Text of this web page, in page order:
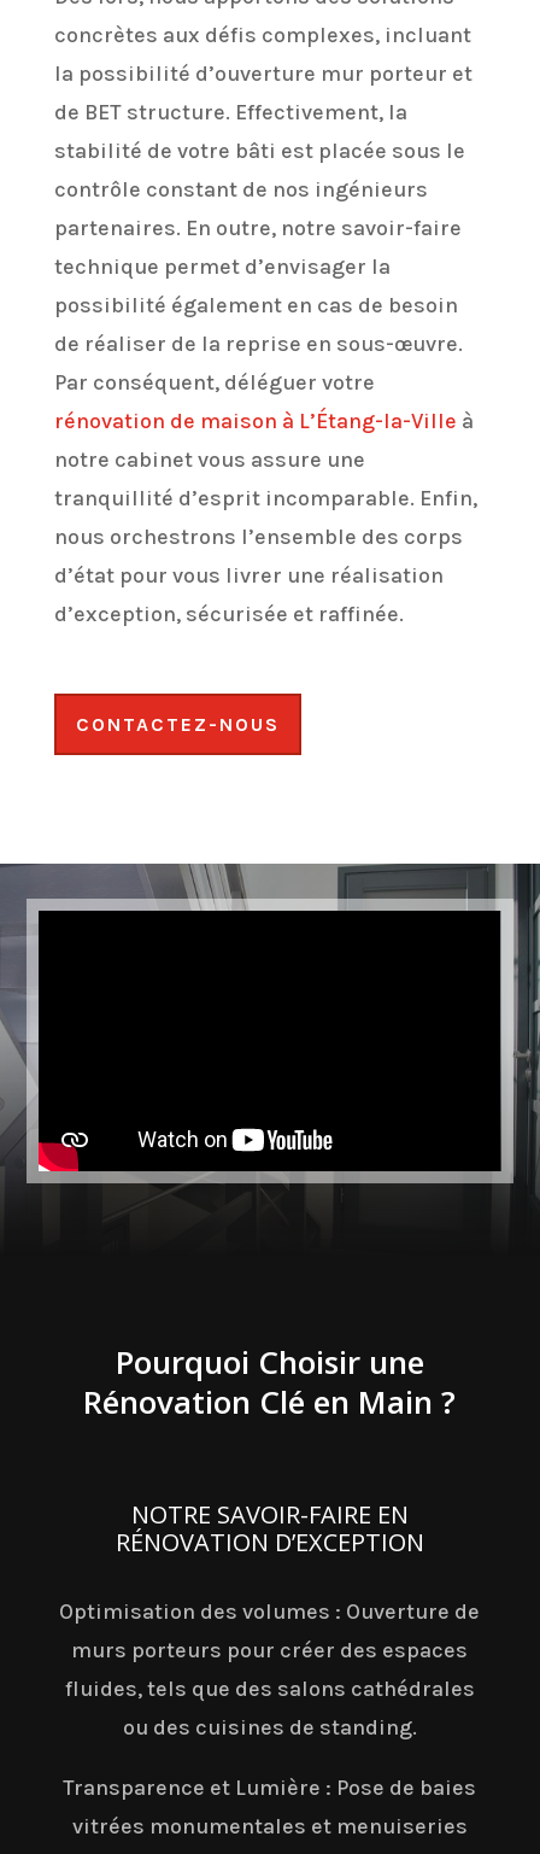
concrètes aux défis complexes, incluant
la possibilité d’ouverture mur porteur et
de BET structure. Effectivement, la
stabilité de votre bâti est placée sous le
contrôle constant de nos ingénieurs
partenaires. En outre, notre savoir-faire
technique permet d’envisager la
possibilité également en cas de besoin
de réaliser de la reprise en sous-œuvre.
Par conséquent, déléguer votre
rénovation de maison à L’Étang-la-Ville à
notre cabinet vous assure une
tranquillité d’esprit incomparable. Enfin,
nous orchestrons l’ensemble des corps
d’état pour vous livrer une réalisation
d’exception, sécurisée et raffinée.
CONTACTEZ-NOUS
Pourquoi Choisir une
Rénovation Clé en Main ?
NOTRE SAVOIR-FAIRE EN
RÉNOVATION D’EXCEPTION
Optimisation des volumes : Ouverture de
murs porteurs pour créer des espaces
fluides, tels que des salons cathédrales
ou des cuisines de standing.
Transparence et Lumière : Pose de baies
vitrées monumentales et menuiseries